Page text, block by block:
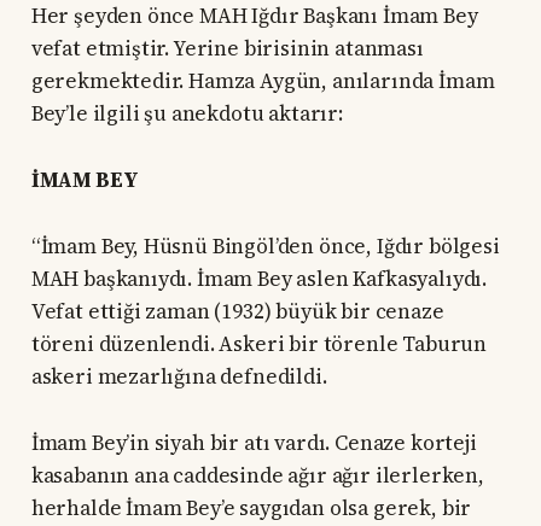
Her şeyden önce MAH Iğdır Başkanı İmam Bey
vefat etmiştir. Yerine birisinin atanması
gerekmektedir. Hamza Aygün, anılarında İmam
Bey’le ilgili şu anekdotu aktarır:
İMAM BEY
“İmam Bey, Hüsnü Bingöl’den önce, Iğdır bölgesi
MAH başkanıydı. İmam Bey aslen Kafkasyalıydı.
Vefat ettiği zaman (1932) büyük bir cenaze
töreni düzenlendi. Askeri bir törenle Taburun
askeri mezarlığına defnedildi.
İmam Bey’in siyah bir atı vardı. Cenaze korteji
kasabanın ana caddesinde ağır ağır ilerlerken,
herhalde İmam Bey’e saygıdan olsa gerek, bir